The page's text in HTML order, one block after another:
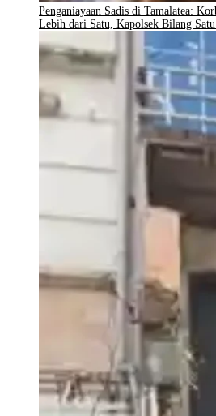
Penganiayaan Sadis di Tamalatea:
Lebih dari Satu, Kapolsek Bilang